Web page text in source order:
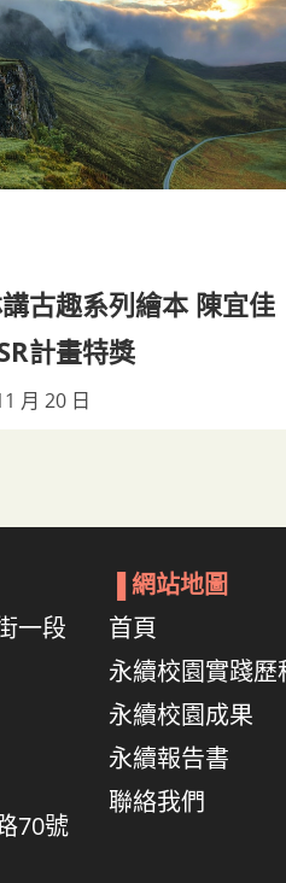
古趣系列繪本 陳宜佳
計畫特獎
月 20 日
一段
70號
網站地圖
首頁
永續校園實踐歷
永續校園成果
永續報告書
聯絡我們